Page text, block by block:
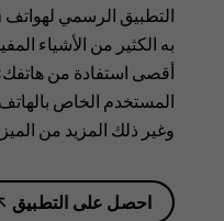
به الكثير من الأشياء
أقصى استفادة من
المستخدم الخاص
وغير ذلك المزيد من
احصل على التطبيق